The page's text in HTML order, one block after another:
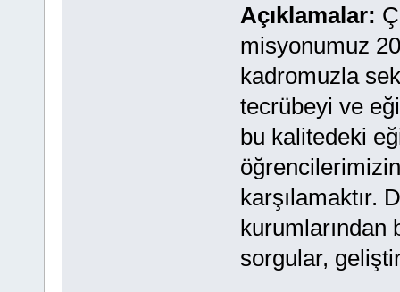
Açıklamalar:
misyonumuz
kadromuzla
tecrübeyi ve
bu kalitedeki
karşılamaktır.
sorgular,